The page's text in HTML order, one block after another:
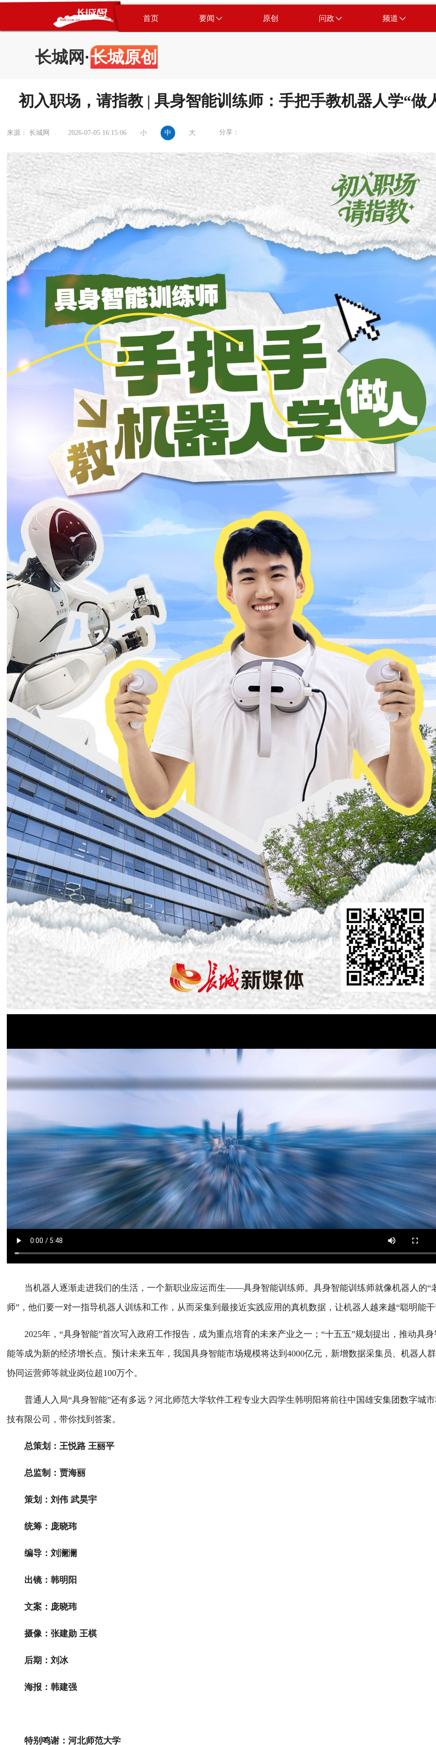
首页 要闻 原创 问政 频道
长城网 ·长城原创
初入职场，请指教 | 具身智能训练师：手把手教机器人学“做
来源： 长城网 2026-07-05 16:15:06 小 中 大 分享：
当机器人逐渐走进我们的生活，一个新职业应运而生——具身智能训练师。具身智能训练师就像机器人的“
师”，他们要一对一指导机器人训练和工作，从而采集到最接近实践应用的真机数据，让机器人越来越“聪明能
2025年，“具身智能”首次写入政府工作报告，成为重点培育的未来产业之一；“十五五”规划提出，推动具身
能等成为新的经济增长点。预计未来五年，我国具身智能市场规模将达到4000亿元，新增数据采集员、机器人
协同运营师等就业岗位超100万个。
普通人入局“具身智能”还有多远？河北师范大学软件工程专业大四学生韩明阳将前往中国雄安集团数字城
技有限公司，带你找到答案。
总策划：王悦路 王丽平
总监制：贾海丽
策划：刘伟 武昊宇
统筹：庞晓玮
编导：刘澜澜
出镜：韩明阳
文案：庞晓玮
摄像：张建勋 王棋
后期：刘冰
海报：韩建强
特别鸣谢：河北师范大学